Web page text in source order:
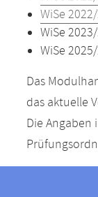
WiSe
WiSe
WiSe
Das
das aktuelle
Die